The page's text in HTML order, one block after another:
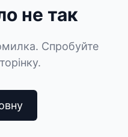
не так
Спробуйте